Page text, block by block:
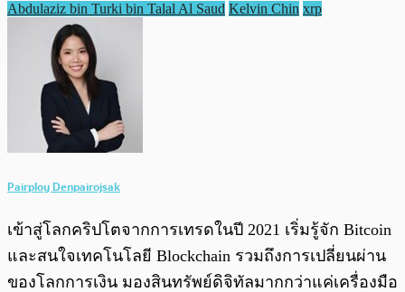
Abdulaziz bin Turki bin Talal Al Saud Kelvin Chin xrp
Pairploy Denpairojsak
เข้าสู่โลกคริปโตจากการเทรดในปี 2021 เริ่มรู้จัก Bitcoin
และสนใจเทคโนโลยี Blockchain รวมถึงการเปลี่ยนผ่าน
ของโลกการเงิน มองสินทรัพย์ดิจิทัลมากกว่าแค่เครื่องมือ